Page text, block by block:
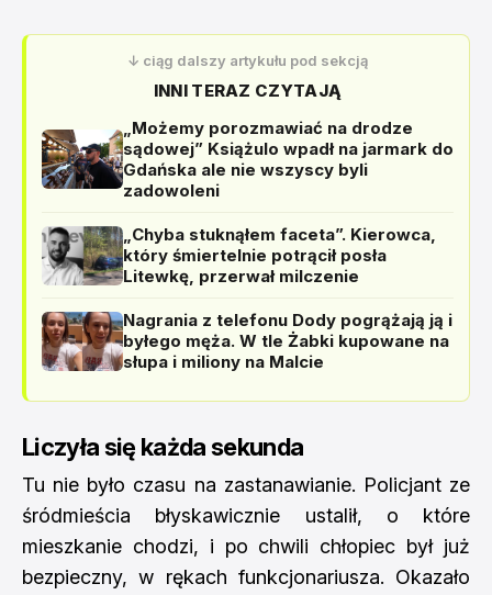
↓ ciąg dalszy artykułu pod sekcją
INNI TERAZ CZYTAJĄ
„Możemy porozmawiać na drodze
sądowej” Książulo wpadł na jarmark do
Gdańska ale nie wszyscy byli
zadowoleni
„Chyba stuknąłem faceta”. Kierowca,
który śmiertelnie potrącił posła
Litewkę, przerwał milczenie
Nagrania z telefonu Dody pogrążają ją i
byłego męża. W tle Żabki kupowane na
słupa i miliony na Malcie
Liczyła się każda sekunda
Tu nie było czasu na zastanawianie. Policjant ze
śródmieścia błyskawicznie ustalił, o które
mieszkanie chodzi, i po chwili chłopiec był już
bezpieczny, w rękach funkcjonariusza. Okazało